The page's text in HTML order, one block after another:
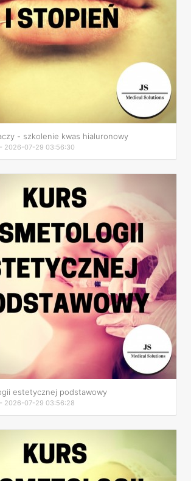
- szkolenie kwas hialuronowy
2026-07-29 03:56:30
estetycznej podstawowy
2026-07-29 03:56:28